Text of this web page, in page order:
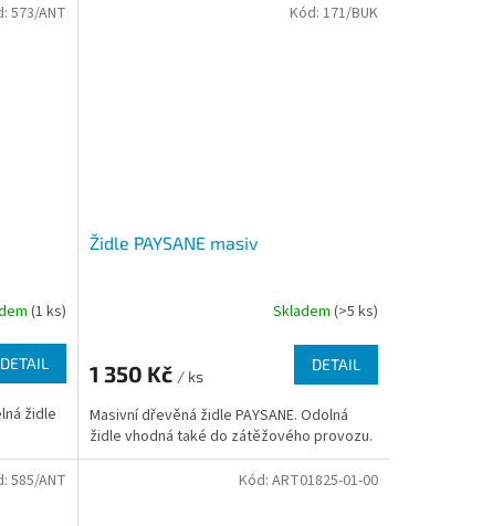
(1 ks)
DETAIL
židle
573/ANT
Židle PAYSANE masiv
Skladem (>5 ks)
1 350 Kč / ks
DETAIL
Masivní dřevěná židle PAYSANE. Odolná
židle vhodná také do zátěžového provozu.
Kód: 171/BUK
585/ANT Kód: ART01825-01-00